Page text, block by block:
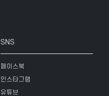
SNS
페이스북
인스타그램
유튜브